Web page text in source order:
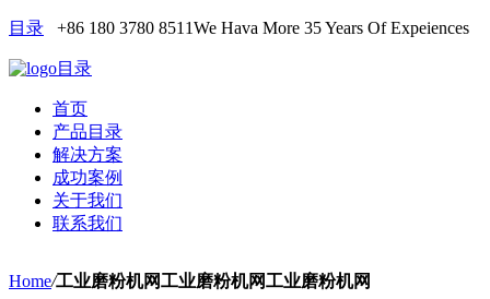
目录 +86 180 3780 8511We Hava More 35 Years Of Expeiences
目录
首页
产品目录
解决方案
成功案例
关于我们
联系我们
Home/工业磨粉机网工业磨粉机网工业磨粉机网